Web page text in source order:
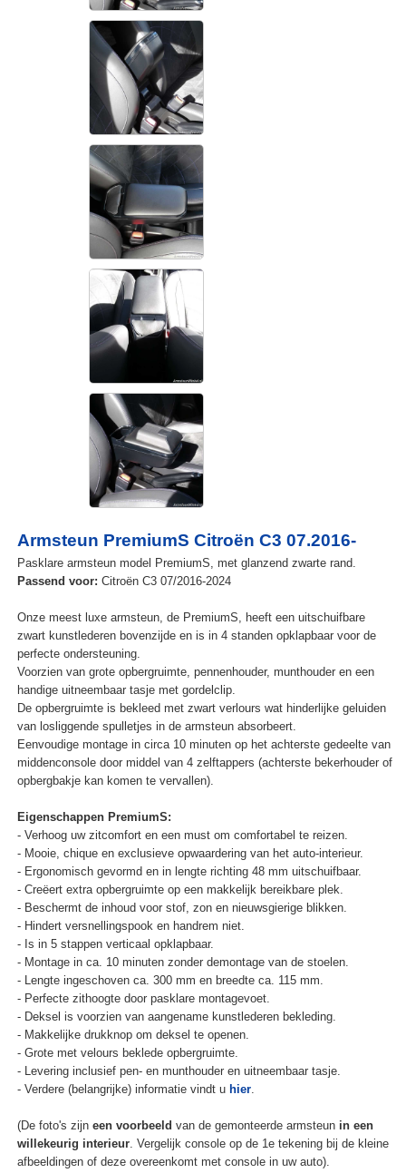
Armsteun PremiumS Citroën C3 07.2016-
Pasklare armsteun model PremiumS, met glanzend zwarte rand.
Passend voor: Citroën C3 07/2016-2024
Onze meest luxe armsteun, de PremiumS, heeft een uitschuifbare
zwart kunstlederen bovenzijde en is in 4 standen opklapbaar voor de
perfecte ondersteuning.
Voorzien van grote opbergruimte, pennenhouder, munthouder en een
handige uitneembaar tasje met gordelclip.
De opbergruimte is bekleed met zwart verlours wat hinderlijke geluiden
van losliggende spulletjes in de armsteun absorbeert.
Eenvoudige montage in circa 10 minuten op het achterste gedeelte van
middenconsole door middel van 4 zelftappers (achterste bekerhouder of
opbergbakje kan komen te vervallen).
Eigenschappen PremiumS:
- Verhoog uw zitcomfort en een must om comfortabel te reizen.
- Mooie, chique en exclusieve opwaardering van het auto-interieur.
- Ergonomisch gevormd en in lengte richting 48 mm uitschuifbaar.
- Creëert extra opbergruimte op een makkelijk bereikbare plek.
- Beschermt de inhoud voor stof, zon en nieuwsgierige blikken.
- Hindert versnellingspook en handrem niet.
- Is in 5 stappen verticaal opklapbaar.
- Montage in ca. 10 minuten zonder demontage van de stoelen.
- Lengte ingeschoven ca. 300 mm en breedte ca. 115 mm.
- Perfecte zithoogte door pasklare montagevoet.
- Deksel is voorzien van aangename kunstlederen bekleding.
- Makkelijke drukknop om deksel te openen.
- Grote met velours beklede opbergruimte.
- Levering inclusief pen- en munthouder en uitneembaar tasje.
- Verdere (belangrijke) informatie vindt u hier.
(De foto's zijn een voorbeeld van de gemonteerde armsteun in een
willekeurig interieur. Vergelijk console op de 1e tekening bij de kleine
afbeeldingen of deze overeenkomt met console in uw auto).